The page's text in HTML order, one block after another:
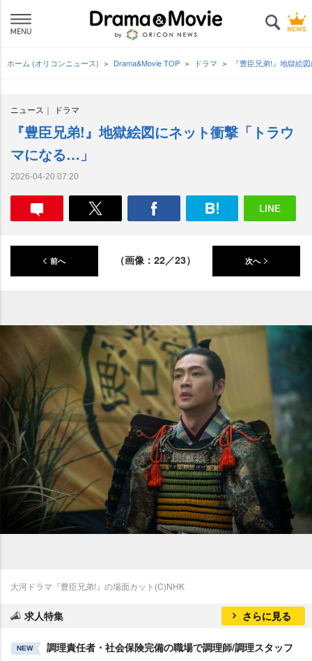
ホーム (オリコンニュース) Drama&Movie TOP ドラマ 『豊臣兄弟!』地獄絵
ニュース ドラマ
『豊臣兄弟!』地獄絵図にネット衝撃「トラウ
マになる…」
2026-04-20 07:20
前へ （画像：22／23） 次へ
大河ドラマ『豊臣兄弟!』の場面カット(C)NHK
求人特集 さらに見る
NEW 調理責任者・社会保険完備の職場で調理師/調理スタッフ